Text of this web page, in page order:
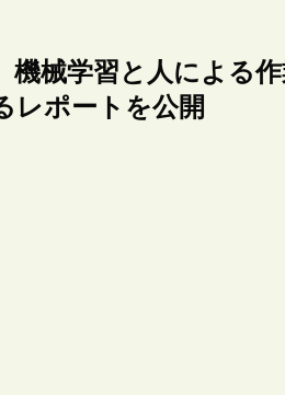
機械学習と人による
レポートを公開